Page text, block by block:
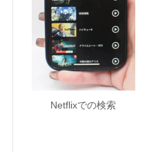
Netflixでの検索